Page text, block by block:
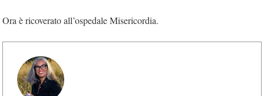
Ora è ricoverato all’ospedale Misericordia.